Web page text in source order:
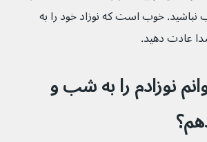
نباشید. خوب است که نوزاد خود را به
عادت دهید.
می‌توانم نوزادم را به شب و